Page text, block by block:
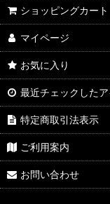
ショッピングカート
マイページ
お気に入り
最近チェックした
特定商取引法表示
ご利用案内
お問い合わせ